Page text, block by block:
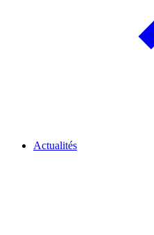
Actualités